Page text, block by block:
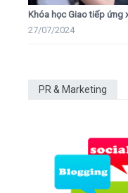
Khóa học Giao tiếp ứng
27/07/2024
PR & Marketing